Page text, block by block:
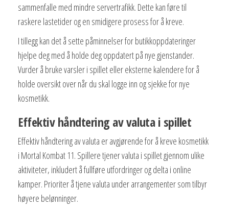
sammenfalle med mindre servertrafikk. Dette kan føre til
raskere lastetider og en smidigere prosess for å kreve.
I tillegg kan det å sette påminnelser for butikkoppdateringer
hjelpe deg med å holde deg oppdatert på nye gjenstander.
Vurder å bruke varsler i spillet eller eksterne kalendere for å
holde oversikt over når du skal logge inn og sjekke for nye
kosmetikk.
Effektiv håndtering av valuta i spillet
Effektiv håndtering av valuta er avgjørende for å kreve kosmetikk
i Mortal Kombat 11. Spillere tjener valuta i spillet gjennom ulike
aktiviteter, inkludert å fullføre utfordringer og delta i online
kamper. Prioriter å tjene valuta under arrangementer som tilbyr
høyere belønninger.